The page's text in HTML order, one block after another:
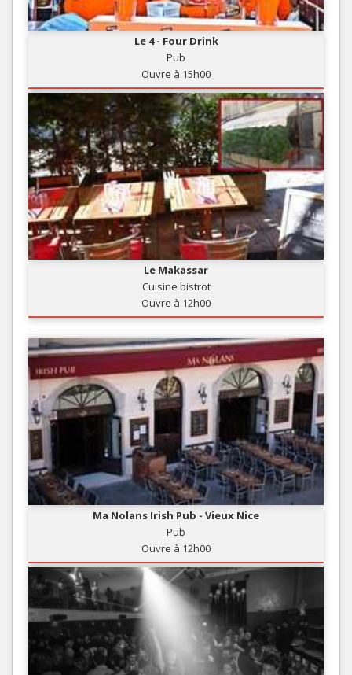
Le 4 - Four Drink
Pub
Ouvre à 15h00
Le Makassar
Cuisine bistrot
Ouvre à 12h00
Ma Nolans Irish Pub - Vieux Nice
Pub
Ouvre à 12h00